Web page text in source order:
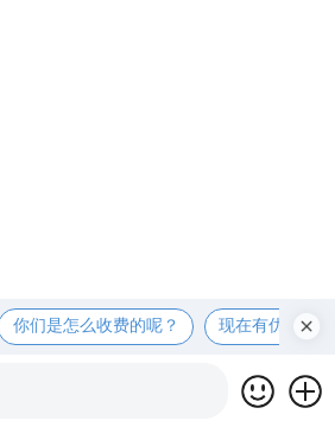
你们是怎么收费的呢？ 现在有优惠活